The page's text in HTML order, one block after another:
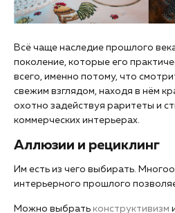
Всё чаще наследие прошлого
поколение, которые его
всего, именно потому, что
свежим взглядом, находя в нём
охотно задействуя раритеты и
коммерческих интерьерах.
Аллюзии и рециклинг
Им есть из чего выбирать.
интерьерного прошлого
Можно выбрать конструктивизм